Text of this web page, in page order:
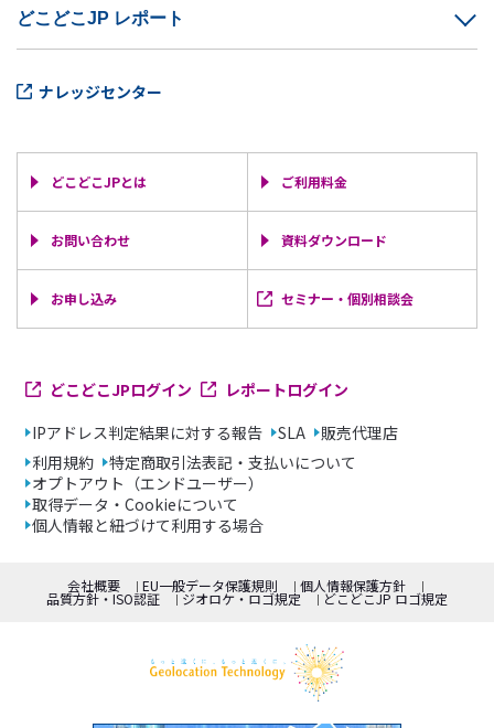
どこどこJP レポート
ナレッジセンター
どこどこJPとは ご利用料金
お問い合わせ 資料ダウンロード
お申し込み セミナー・個別相談会
どこどこJPログイン
レポートログイン
IPアドレス判定結果に対する報告
SLA
販売代理店
利用規約
特定商取引法表記・支払いについて
オプトアウト（エンドユーザー）
取得データ・Cookieについて
個人情報と紐づけて利用する場合
会社概要 EU一般データ保護規則 個人情報保護方針
品質方針・ISO認証 ジオロケ・ロゴ規定 どこどこJP ロゴ規定